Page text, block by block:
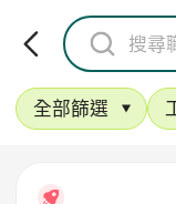
全部篩選